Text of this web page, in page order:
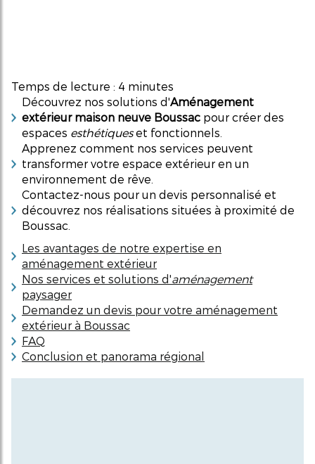
Temps de lecture : 4 minutes
Découvrez nos solutions d'Aménagement
extérieur maison neuve Boussac pour créer des
espaces esthétiqueset fonctionnels.
Apprenez comment nos services peuvent
transformer votre espace extérieur en un
environnement de rêve.
Contactez-nous pour un devis personnalisé et
découvrez nos réalisations situées à proximité de
Boussac.
Les avantages de notre expertise en
aménagement extérieur
Nos services et solutions d'aménagement
paysager
Demandez un devis pour votre aménagement
extérieur à Boussac
FAQ
Conclusion et panorama régional